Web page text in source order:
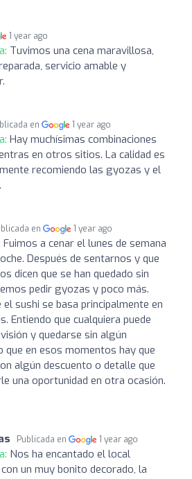
1 year ago
Tuvimos una cena maravillosa,
servicio amable y
en 1 year ago
Hay muchísimas combinaciones
en otros sitios. La calidad es
recomiendo las gyozas y el
en 1 year ago
Fuimos a cenar el lunes de semana
Después de sentarnos y que
dicen que se han quedado sin
pedir gyozas y poco más.
el sushi se basa principalmente en
Entiendo que cualquiera puede
y quedarse sin algún
que en esos momentos hay que
algún descuento o detalle que
una oportunidad en otra ocasión.
Publicada en 1 year ago
Nos ha encantado el local
un muy bonito decorado, la